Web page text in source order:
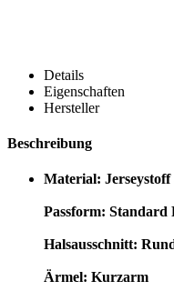
Details
Eigenschaften
Hersteller
Beschreibung
Material: Jerseystoff
Passform: Standard
Halsausschnitt:
Ärmel: Kurzarm